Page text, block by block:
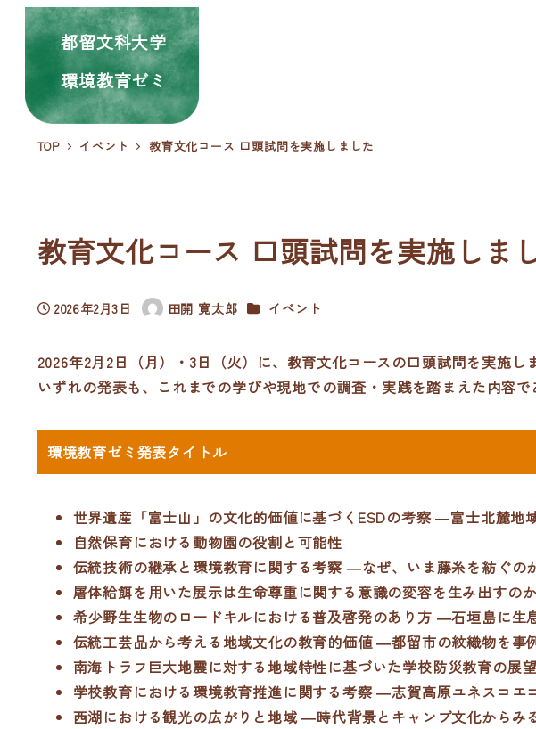
都留文科大学
環境教育ゼミ
TOP イベント 教育文化コース 口頭試問を実施しました
教育文化コース 口頭試問を実施しま
投稿日
2026年2月3日
著
田開 寛太郎 カテゴリー
イベント
2026年2月2日（月）・3日（火）に、教育文化コースの口頭試問を実施し
いずれの発表も、これまでの学びや現地での調査・実践を踏まえた内容
環境教育ゼミ発表タイトル
世界遺産「富士山」の文化的価値に基づくESDの考察 ―富士北麓地
自然保育における動物園の役割と可能性
伝統技術の継承と環境教育に関する考察 ―なぜ、いま藤糸を紡ぐの
屠体給餌を用いた展示は生命尊重に関する意識の変容を生み出すの
希少野生生物のロードキルにおける普及啓発のあり方 ―石垣島に
伝統工芸品から考える地域文化の教育的価値 ―都留市の紋織物を事
南海トラフ巨大地震に対する地域特性に基づいた学校防災教育の
学校教育における環境教育推進に関する考察 ―志賀高原ユネスコ
西湖における観光の広がりと地域 ―時代背景とキャンプ文化からみ